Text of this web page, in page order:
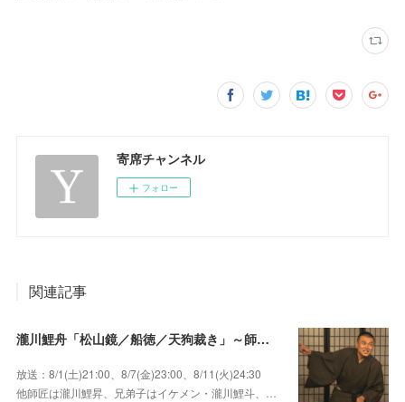
寄席チャンネル
フォロー
関連記事
瀧川鯉舟「松山鏡／船徳／天狗裁き」～師匠はあの唯一無二の雰囲気で爆笑をさらう瀧川鯉昇！
放送：8/1(土)21:00、8/7(金)23:00、8/11(火)24:30
他師匠は瀧川鯉昇、兄弟子はイケメン・瀧川鯉斗、…